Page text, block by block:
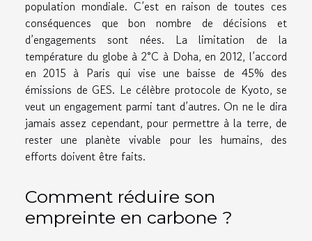
population mondiale. C’est en raison de toutes ces
conséquences que bon nombre de décisions et
d’engagements sont nées. La limitation de la
température du globe à 2°C à Doha, en 2012, l’accord
en 2015 à Paris qui vise une baisse de 45% des
émissions de GES. Le célèbre protocole de Kyoto, se
veut un engagement parmi tant d’autres. On ne le dira
jamais assez cependant, pour permettre à la terre, de
rester une planète vivable pour les humains, des
efforts doivent être faits.
Comment réduire son
empreinte en carbone ?